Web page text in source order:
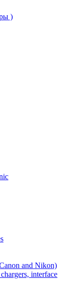
)
and Nikon)
interface